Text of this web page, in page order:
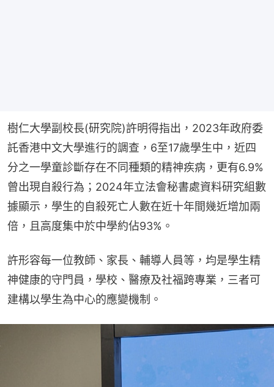
樹仁大學副校長(研究院)許明得指出，2023年政府委
託香港中文大學進行的調查，6至17歲學生中，近四
分之一學童診斷存在不同種類的精神疾病，更有6.9%
曾出現自殺行為；2024年立法會秘書處資料研究組數
據顯示，學生的自殺死亡人數在近十年間幾近增加兩
倍，且高度集中於中學約佔93%。
許形容每一位教師、家長、輔導人員等，均是學生精
神健康的守門員，學校、醫療及社福跨專業，三者可
建構以學生為中心的應變機制。